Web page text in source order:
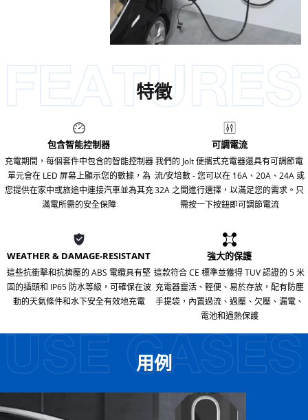
特徵
包含智能控制器
充電期間，每個套件中包含的智能控制器
單元會在 LED 屏幕上顯示您的數據，為
您提供在家中或旅途中連接汽車並為其充
滿電所需的安全保障
可調電流
我們的 Jolt 便攜式充電器還具有可調節電
流/安培數 - 您可以在 16A、20A、24A 或
32A 之間進行選擇，以滿足您的需求。只
需按一下按鈕即可調節電流
WEATHER & DAMAGE-RESISTANT
這些抗衝擊和抗擠壓的 ABS 電纜具有堅
固的插頭和 IP65 防水等級，可確保在波
動的天氣條件和水下安全有效地充電
強大的保護
這款符合 CE 標準並獲得 TUV 認證的 5 米
充電器靈活、輕便、易於存放，配有防塵
手提袋，內置過流、過壓、欠壓、漏電、
電池和過熱保護
用例